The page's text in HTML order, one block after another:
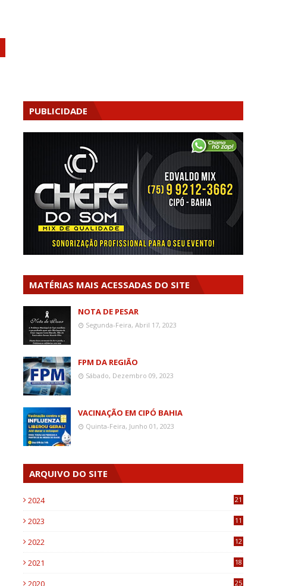
PUBLICIDADE
MATÉRIAS MAIS ACESSADAS DO SITE
NOTA DE PESAR
Segunda-Feira, Abril 17, 2023
FPM DA REGIÃO
Sábado, Dezembro 09, 2023
VACINAÇÃO EM CIPÓ BAHIA
Quinta-Feira, Junho 01, 2023
ARQUIVO DO SITE
2024 21
2023
11
2022
12
2021
18
2020 25